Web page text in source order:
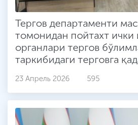
Тергов департаменти
томонидан пойтахт
органлари тергов
таркибидаги терговга
амалий-услубий ёрдам
23 Апрель 2026 595